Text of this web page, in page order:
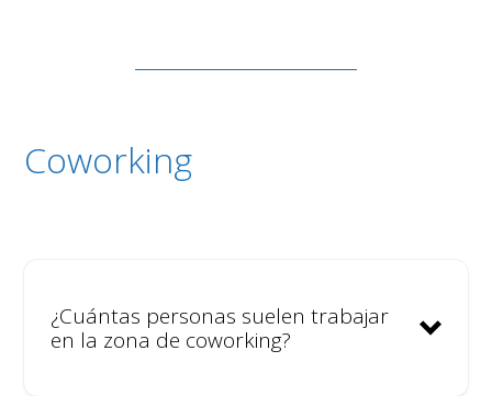
Coworking
¿Cuántas personas suelen trabajar
en la zona de coworking?